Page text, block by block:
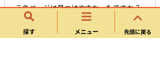
探す メニュー
このページは見つけやすかったですか？
役にた
った
どちらともい
えない
役にたたな
かった
先頭に戻る